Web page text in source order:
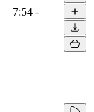
7:54 -